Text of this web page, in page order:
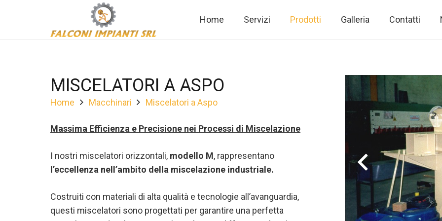
Home Servizi Prodotti Galleria Contatti
MISCELATORI A ASPO
Home Macchinari Miscelatori a Aspo
Massima Efficienza e Precisione nei Processi di Miscelazione
I nostri miscelatori orizzontali, modello M, rappresentano
l’eccellenza nell’ambito della miscelazione industriale.
Costruiti con materiali di alta qualità e tecnologie all’avanguardia,
questi miscelatori sono progettati per garantire una perfetta